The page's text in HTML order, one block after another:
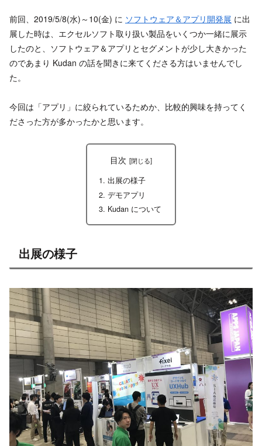
前回、2019/5/8(水)～10(金) に ソフトウェア＆アプリ開発展 に出
展した時は、エクセルソフト取り扱い製品をいくつか一緒に展示
したのと、ソフトウェア＆アプリとセグメントが少し大きかった
のであまり Kudan の話を聞きに来てくださる方はいませんでし
た。
今回は「アプリ」に絞られているためか、比較的興味を持ってく
ださった方が多かったかと思います。
目次
出展の様子
デモアプリ
Kudan について
出展の様子